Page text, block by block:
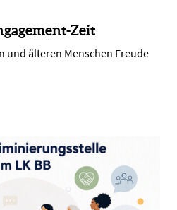
Zeit
und älteren Menschen Freude